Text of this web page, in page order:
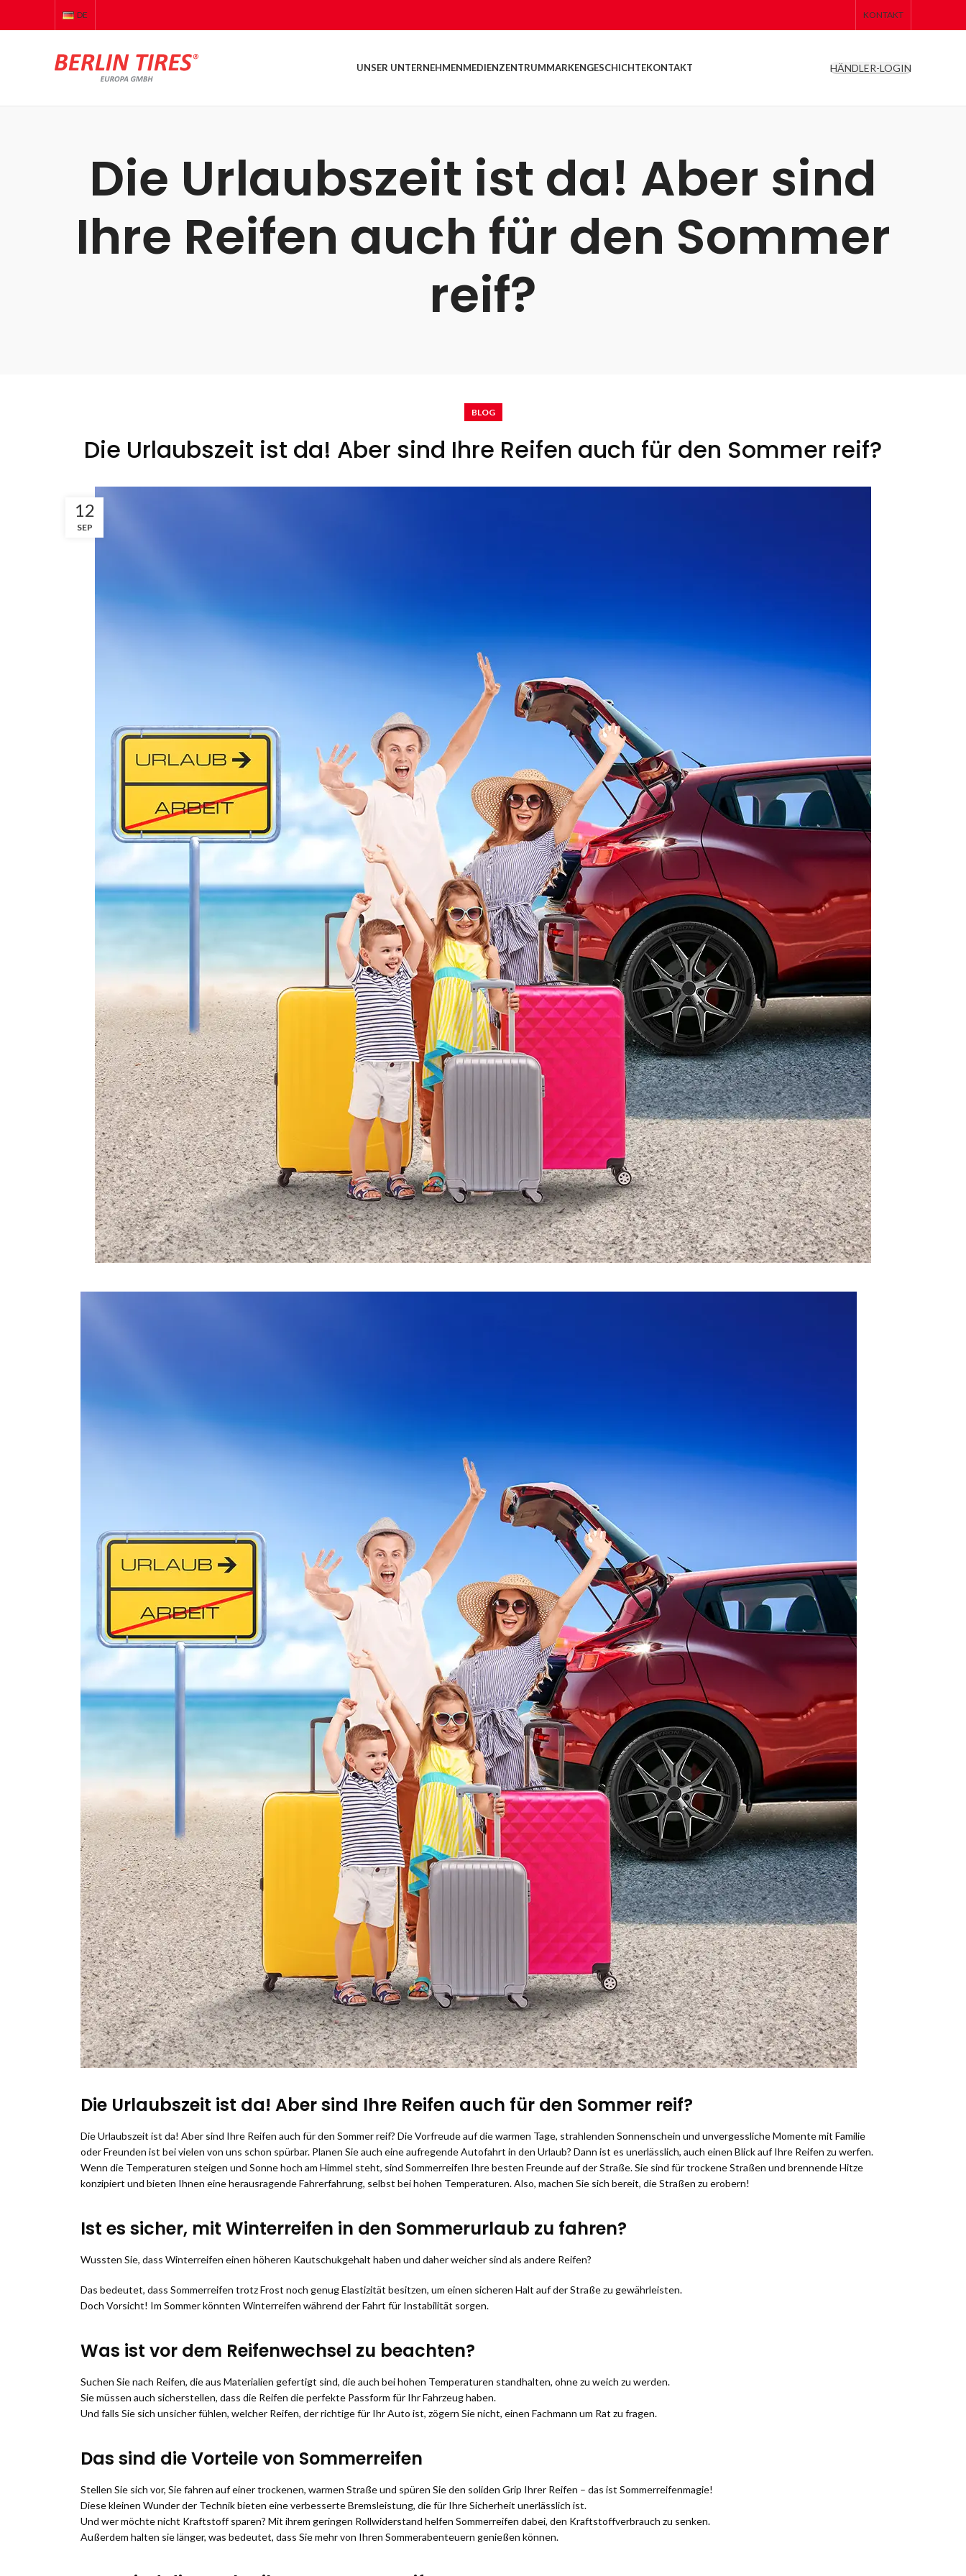
DE KONTAKT
UNSER UNTERNEHMENMEDIENZENTRUMMARKENGESCHICHTEKONTAKT HÄNDLER-LOGIN
Die Urlaubszeit ist da! Aber sind
Ihre Reifen auch für den Sommer
reif?
BLOG
Die Urlaubszeit ist da! Aber sind Ihre Reifen auch für den Sommer reif?
12
SEP
Die Urlaubszeit ist da! Aber sind Ihre Reifen auch für den Sommer reif?
Die Urlaubszeit ist da! Aber sind Ihre Reifen auch für den Sommer reif? Die Vorfreude auf die warmen Tage, strahlenden Sonnenschein und unvergessliche Momente mit Familie
oder Freunden ist bei vielen von uns schon spürbar. Planen Sie auch eine aufregende Autofahrt in den Urlaub? Dann ist es unerlässlich, auch einen Blick auf Ihre Reifen zu werfen.
Wenn die Temperaturen steigen und Sonne hoch am Himmel steht, sind Sommerreifen Ihre besten Freunde auf der Straße. Sie sind für trockene Straßen und brennende Hitze
konzipiert und bieten Ihnen eine herausragende Fahrerfahrung, selbst bei hohen Temperaturen. Also, machen Sie sich bereit, die Straßen zu erobern!
Ist es sicher, mit Winterreifen in den Sommerurlaub zu fahren?
Wussten Sie, dass Winterreifen einen höheren Kautschukgehalt haben und daher weicher sind als andere Reifen?
Das bedeutet, dass Sommerreifen trotz Frost noch genug Elastizität besitzen, um einen sicheren Halt auf der Straße zu gewährleisten.
Doch Vorsicht! Im Sommer könnten Winterreifen während der Fahrt für Instabilität sorgen.
Was ist vor dem Reifenwechsel zu beachten?
Suchen Sie nach Reifen, die aus Materialien gefertigt sind, die auch bei hohen Temperaturen standhalten, ohne zu weich zu werden.
Sie müssen auch sicherstellen, dass die Reifen die perfekte Passform für Ihr Fahrzeug haben.
Und falls Sie sich unsicher fühlen, welcher Reifen, der richtige für Ihr Auto ist, zögern Sie nicht, einen Fachmann um Rat zu fragen.
Das sind die Vorteile von Sommerreifen
Stellen Sie sich vor, Sie fahren auf einer trockenen, warmen Straße und spüren Sie den soliden Grip Ihrer Reifen – das ist Sommerreifenmagie!
Diese kleinen Wunder der Technik bieten eine verbesserte Bremsleistung, die für Ihre Sicherheit unerlässlich ist.
Und wer möchte nicht Kraftstoff sparen? Mit ihrem geringen Rollwiderstand helfen Sommerreifen dabei, den Kraftstoffverbrauch zu senken.
Außerdem halten sie länger, was bedeutet, dass Sie mehr von Ihren Sommerabenteuern genießen können.